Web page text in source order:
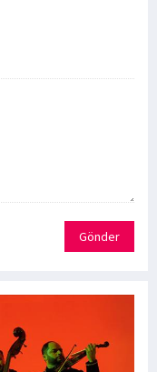
Gönder